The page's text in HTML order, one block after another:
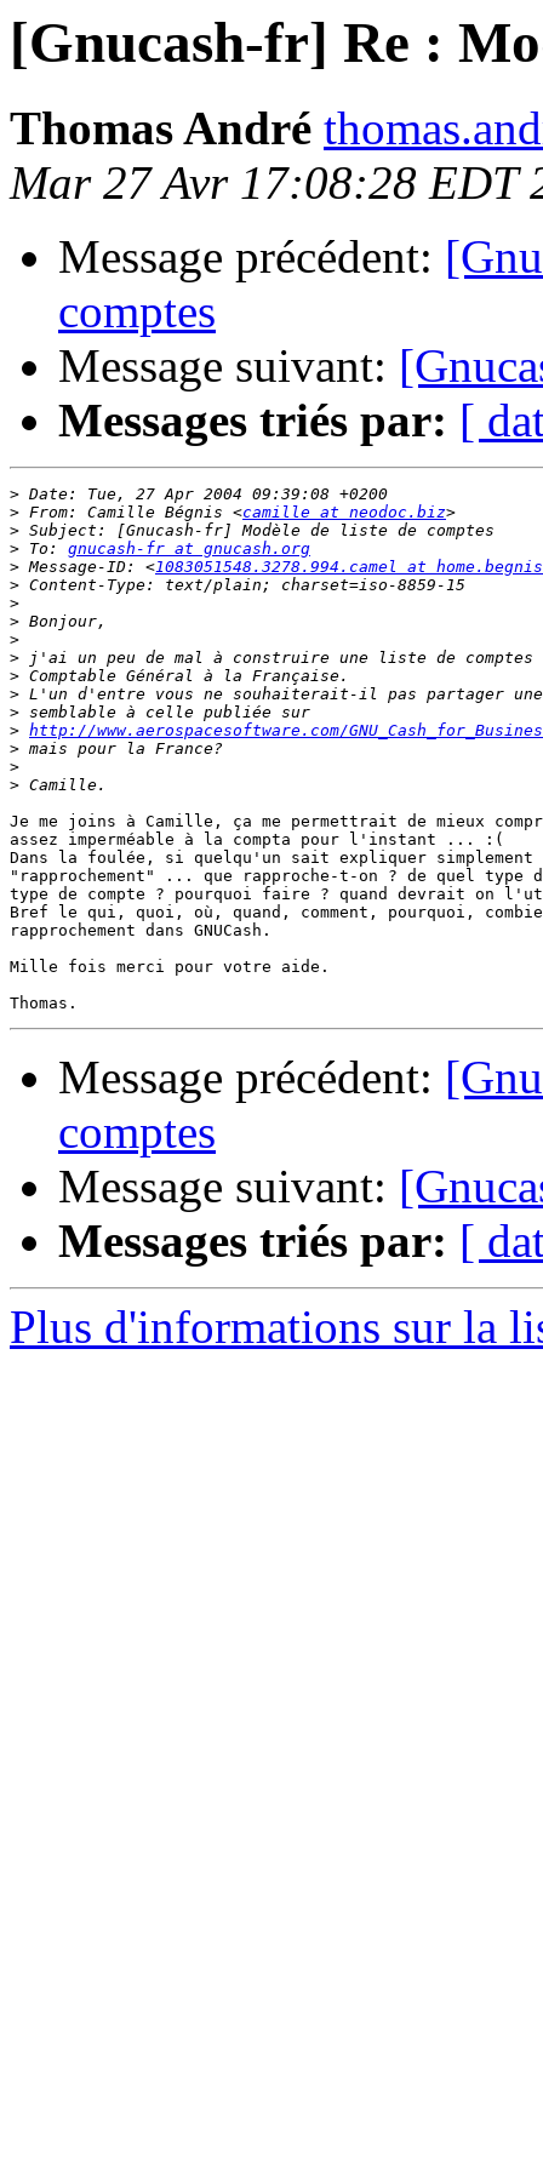
[Gnucash-fr] Re :
Thomas André
Mar 27 Avr 17:08:28 EDT
Message précédent:
comptes
Message suivant:
Messages triés par: [
>
> From: Camille Bégnis <camille at neodoc.biz
>
> To: gnucash-fr at gnucash.org
> Message-ID: <1083051548.3278.994.camel at
>
>
>
>
>
>
>
>
> http://www.aerospacesoftware.com/
>
>
>
Je me joins à Camille, ça me permettrait de mieux
assez imperméable à la compta pour l'instant ... :(
Dans la foulée, si quelqu'un sait expliquer
"rapprochement" ... que rapproche-t-on ? de quel type
type de compte ? pourquoi faire ? quand devrait on
Bref le qui, quoi, où, quand, comment, pourquoi,
rapprochement dans GNUCash.
Mille fois merci pour votre aide.
Message précédent:
comptes
Message suivant:
Messages triés par: [
Plus d'informations sur la